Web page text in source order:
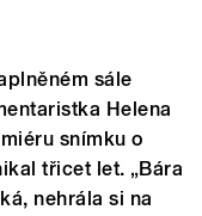
sále
Helena
snímku o
třicet let. „Bára
nehrála si na